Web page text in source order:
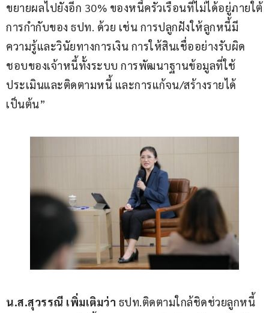
ขยายผลไปยังอีก 30% ของหนี้ครัวเรือนที่ไม่ได้อยู่ภายใต้
การกำกับของ ธปท. ด้วย เช่น การปลูกฝังให้ลูกหนี้มี
ความรู้และวินัยทางการเงิน การให้สินเชื่ออย่างรับผิด
ชอบของเจ้าหนี้ทั้งระบบ การพัฒนาฐานข้อมูลที่ใช้
ประเมินและติดตามหนี้ และการแก้จน/สร้างรายได้
เป็นต้น”
น.ส.สุวรรณี เพิ่มเติมว่า ธปท.ติดตามใกล้ชิดช่วยลูกหนี้